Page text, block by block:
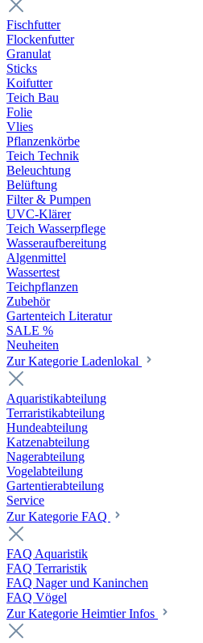
Fischfutter
Flockenfutter
Granulat
Sticks
Koifutter
Teich Bau
Folie
Vlies
Pflanzenkörbe
Teich Technik
Beleuchtung
Belüftung
Filter & Pumpen
UVC-Klärer
Teich Wasserpflege
Wasseraufbereitung
Algenmittel
Wassertest
Teichpflanzen
Zubehör
Gartenteich Literatur
SALE %
Neuheiten
Zur Kategorie Ladenlokal
Aquaristikabteilung
Terraristikabteilung
Hundeabteilung
Katzenabteilung
Nagerabteilung
Vogelabteilung
Gartentierabteilung
Service
Zur Kategorie FAQ
FAQ Aquaristik
FAQ Terraristik
FAQ Nager und Kaninchen
FAQ Vögel
Zur Kategorie Heimtier Infos